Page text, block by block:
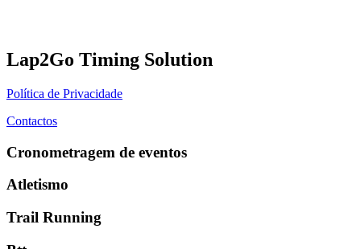
Lap2Go Timing Solution
Política de Privacidade
Contactos
Cronometragem de eventos
Atletismo
Trail Running